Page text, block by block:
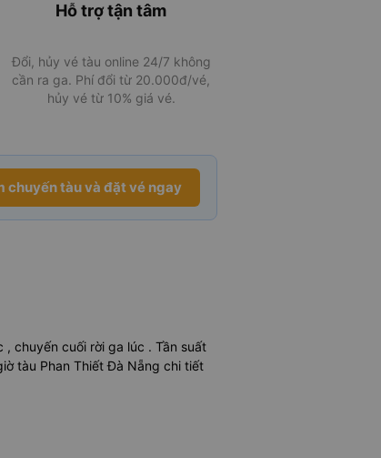
Hỗ trợ tận tâm
Đổi, hủy vé tàu online 24/7 không
cần ra ga. Phí đổi từ 20.000đ/vé,
hủy vé từ 10% giá vé.
chuyến tàu và đặt vé ngay
, chuyến cuối rời ga lúc . Tần suất
tàu Phan Thiết Đà Nẵng chi tiết